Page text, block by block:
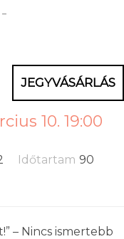
JEGYVÁSÁRLÁS
10. 19:00
Időtartam 90
– Nincs ismertebb